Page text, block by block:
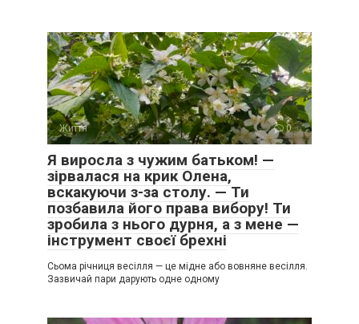
Життя 0
Я виросла з чужим батьком! —
зірвалася на крик Олена,
вскакуючи з-за столу. — Ти
позбавила його права вибору! Ти
зробила з нього дурня, а з мене —
інструмент своєї брехні
Сьома річниця весілля — це мідне або вовняне весілля.
Зазвичай пари дарують одне одному